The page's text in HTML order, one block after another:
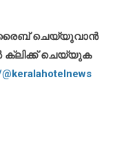
ചെയ്യുവാൻ
ക്ലിക്ക് ചെയ്യുക